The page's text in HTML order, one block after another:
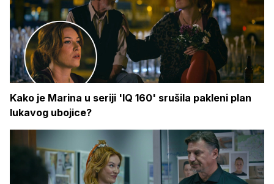
Kako je Marina u seriji 'IQ 160' srušila pakleni plan
lukavog ubojice?